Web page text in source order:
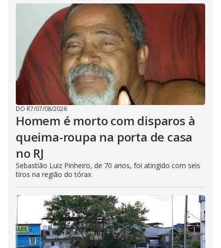
DO R7/07/08/2026
Homem é morto com disparos à
queima-roupa na porta de casa
no RJ
Sebastião Luiz Pinheiro, de 70 anos, foi atingido com seis
tiros na região do tórax